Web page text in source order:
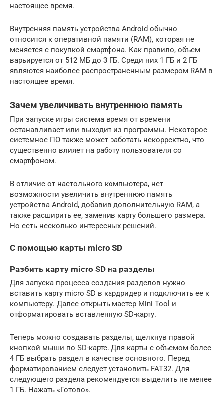
настоящее время.
Внутренняя память устройства Android обычно
относится к оперативной памяти (RAM), которая не
меняется с покупкой смартфона. Как правило, объем
варьируется от 512 МБ до 3 ГБ. Среди них 1 ГБ и 2 ГБ
являются наиболее распространенным размером RAM в
настоящее время.
Зачем увеличивать внутреннюю память
При запуске игры система время от времени
останавливает или выходит из программы. Некоторое
системное ПО также может работать некорректно, что
существенно влияет на работу пользователя со
смартфоном.
В отличие от настольного компьютера, нет
возможности увеличить внутреннюю память
устройства Android, добавив дополнительную RAM, а
также расширить ее, заменив карту большего размера.
Но есть несколько интересных решений.
С помощью карты micro SD
Разбить карту micro SD на разделы
Для запуска процесса создания разделов нужно
вставить карту micro SD в кардридер и подключить ее к
компьютеру. Далее открыть мастер Mini Tool и
отформатировать вставленную SD-карту.
Теперь можно создавать разделы, щелкнув правой
кнопкой мыши по SD-карте. Для карты с объемом более
4 ГБ выбрать раздел в качестве основного. Перед
форматированием следует установить FAT32. Для
следующего раздела рекомендуется выделить не менее
1 ГБ. Нажать «Готово».